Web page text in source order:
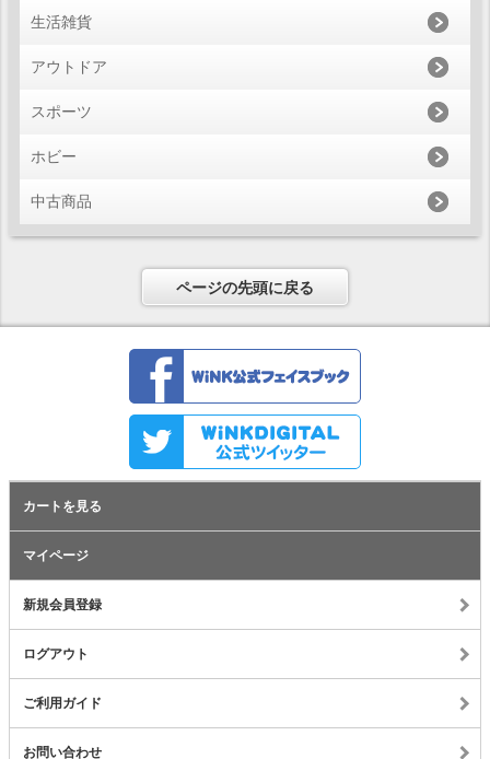
生活雑貨
アウトドア
スポーツ
ホビー
中古商品
ページの先頭に戻る
カートを見る
マイページ
新規会員登録
ログアウト
ご利用ガイド
お問い合わせ